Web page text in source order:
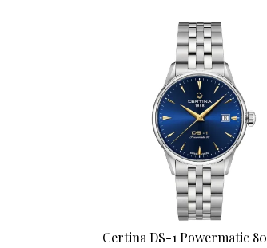
Certina DS-1 Powermatic 80